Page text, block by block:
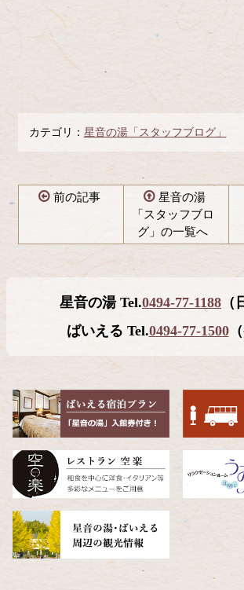
カテゴリ： 星音の湯「スタッフブログ」
前の記事
星音の湯
「スタッフブロ
グ」の一覧へ
頭
へ
戻
る
星音の湯 Tel.0494-77-1188 （
ばいえる Tel.0494-77-1500（